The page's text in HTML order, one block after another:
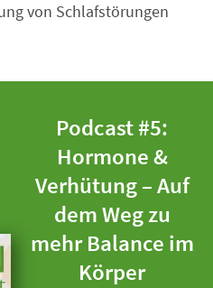
von Schlafstörungen
Podcast #5:
Hormone &
Verhütung – Auf
dem Weg zu
mehr Balance im
Körper